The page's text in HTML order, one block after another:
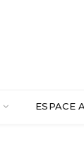
ESPACE